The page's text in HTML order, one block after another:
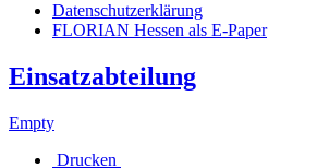
Datenschutzerklärung
FLORIAN Hessen als E-Paper
Einsatzabteilung
Empty
Drucken